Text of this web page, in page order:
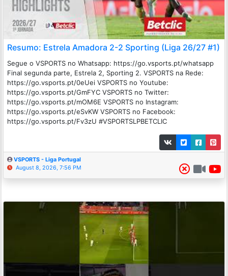
Resumo: Estrela Amadora 2-2 Sporting (Liga 26/27 #1)
Segue o VSPORTS no Whatsapp: https://go.vsports.pt/whatsapp
Final segunda parte, Estrela 2, Sporting 2. VSPORTS na Rede:
https://go.vsports.pt/0eUei VSPORTS no Youtube:
https://go.vsports.pt/GmFYC VSPORTS no Twitter:
https://go.vsports.pt/mOM6E VSPORTS no Instagram:
https://go.vsports.pt/eSvKW VSPORTS no Facebook:
https://go.vsports.pt/Fv3zU #VSPORTSLPBETCLIC
VSPORTS - Liga Portugal
August 8, 2026, 7:56 PM